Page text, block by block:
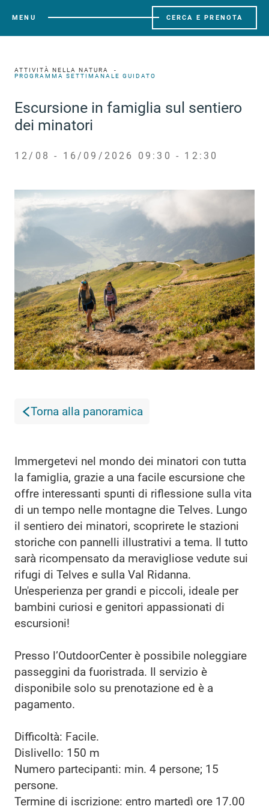
MENU CERCA E PRENOTA
ATTIVITÀ NELLA NATURA
PROGRAMMA SETTIMANALE GUIDATO
Escursione in famiglia sul sentiero
dei minatori
12/08 - 16/09/2026 09:30 - 12:30
Torna alla panoramica
Immergetevi nel mondo dei minatori con tutta
la famiglia, grazie a una facile escursione che
offre interessanti spunti di riflessione sulla vita
di un tempo nelle montagne die Telves. Lungo
il sentiero dei minatori, scoprirete le stazioni
storiche con pannelli illustrativi a tema. Il tutto
sarà ricompensato da meravigliose vedute sui
rifugi di Telves e sulla Val Ridanna.
Un'esperienza per grandi e piccoli, ideale per
bambini curiosi e genitori appassionati di
escursioni!
Presso l’OutdoorCenter è possibile noleggiare
passeggini da fuoristrada. Il servizio è
disponibile solo su prenotazione ed è a
pagamento.
Difficoltà: Facile.
Dislivello: 150 m
Numero partecipanti: min. 4 persone; 15
persone.
Termine di iscrizione: entro martedì ore 17.00